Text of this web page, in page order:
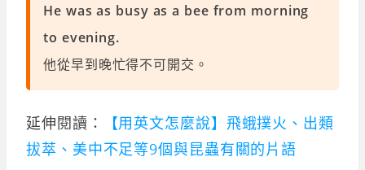
He was as busy as a bee from morning
to evening.
他從早到晚忙得不可開交。
延伸閱讀：
【用英文怎麼說】飛蛾撲火、出類
拔萃、美中不足等9個與昆蟲有關的片語